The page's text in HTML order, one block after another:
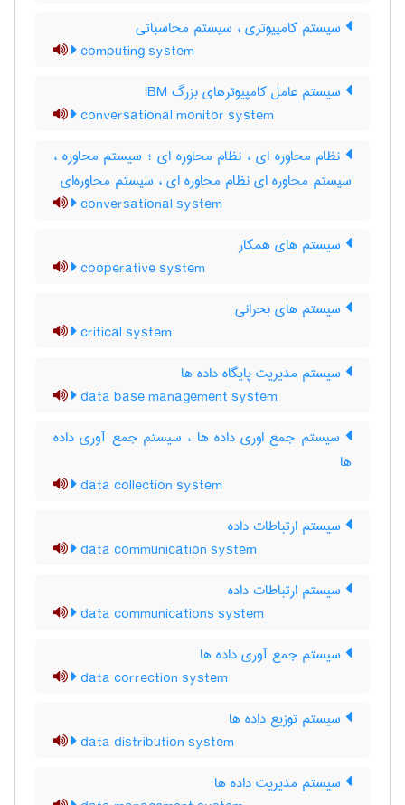
سیستم کامپیوتری ، سیستم محاسباتی
computing system
سیستم عامل کامپیوترهای بزرگ IBM
conversational monitor system
نظام محاوره ای ، نظام محاوره ای ؛ سیستم محاوره ،
سیستم محاوره ای نظام محاوره ای ، سیستم محاوره‌ای
conversational system
سیستم های همکار
cooperative system
سیستم های بحرانی
critical system
سیستم مدیریت پایگاه داده ها
data base management system
سیستم جمع اوری داده ها ، سیستم جمع آوری داده
ها
data collection system
سیستم ارتباطات داده
data communication system
سیستم ارتباطات داده
data communications system
سیستم جمع آوری داده ها
data correction system
سیستم توزیع داده ها
data distribution system
سیستم مدیریت داده ها